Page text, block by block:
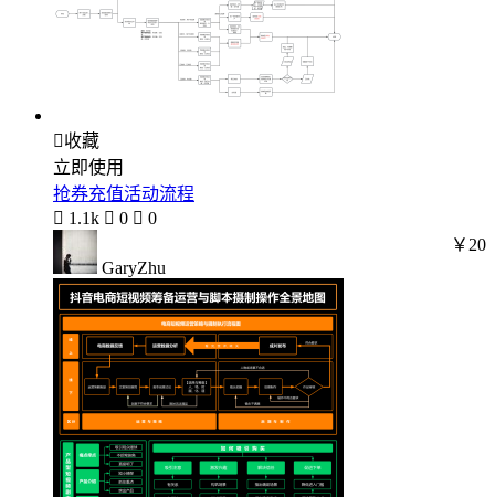
收藏
立即使用
抢券充值活动流程
 1.1k  0  0
GaryZhu
￥20